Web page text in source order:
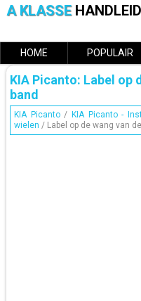
A KLASSE
HOME POPULAIR
KIA Picanto: Label op
band
KIA Picanto/ KIA Picanto -
wielen / Label op de wang van